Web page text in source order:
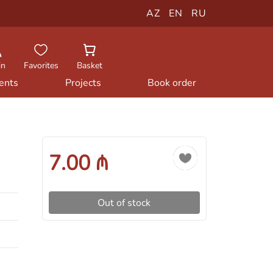
AZ EN RU
Favorites Basket
Projects Book order
7.00 ₼
Out of stock